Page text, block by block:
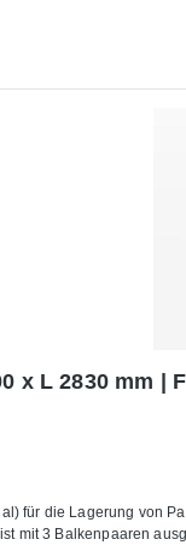
x L 2830 mm
für die Lagerung von
Balkenpaaren